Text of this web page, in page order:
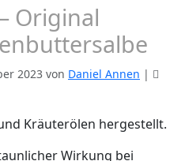
Original
2023 von Daniel Annen |
Kräuterölen hergestellt.
Wirkung bei